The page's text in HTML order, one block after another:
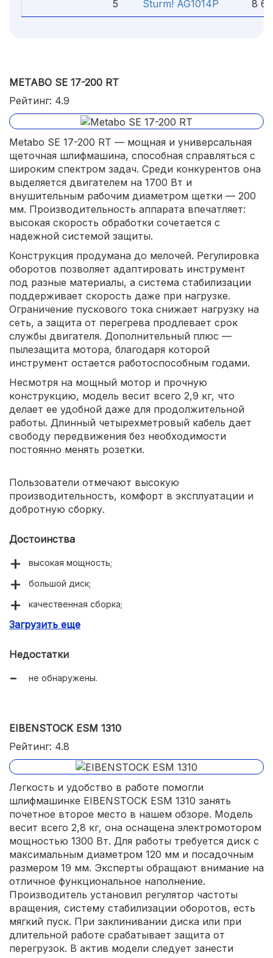
5 Sturm! AG1014P 8
METABO SE 17-200 RT
Рейтинг: 4.9
Metabo SE 17-200 RT — мощная и универсальная
щеточная шлифмашина, способная справляться с
широким спектром задач. Среди конкурентов она
выделяется двигателем на 1700 Вт и
внушительным рабочим диаметром щетки — 200
мм. Производительность аппарата впечатляет:
высокая скорость обработки сочетается с
надежной системой защиты.
Конструкция продумана до мелочей. Регулировка
оборотов позволяет адаптировать инструмент
под разные материалы, а система стабилизации
поддерживает скорость даже при нагрузке.
Ограничение пускового тока снижает нагрузку на
сеть, а защита от перегрева продлевает срок
службы двигателя. Дополнительный плюс —
пылезащита мотора, благодаря которой
инструмент остается работоспособным годами.
Несмотря на мощный мотор и прочную
конструкцию, модель весит всего 2,9 кг, что
делает ее удобной даже для продолжительной
работы. Длинный четырехметровый кабель дает
свободу передвижения без необходимости
постоянно менять розетки.
Пользователи отмечают высокую
производительность, комфорт в эксплуатации и
добротную сборку.
Достоинства
высокая мощность;
большой диск;
качественная сборка;
удобство в работе.
Загрузить еще
Недостатки
не обнаружены.
EIBENSTOCK ESM 1310
Рейтинг: 4.8
Легкость и удобство в работе помогли
шлифмашинке EIBENSTOCK ESM 1310 занять
почетное второе место в нашем обзоре. Модель
весит всего 2,8 кг, она оснащена электромотором
мощностью 1300 Вт. Для работы требуется диск с
максимальным диаметром 120 мм и посадочным
размером 19 мм. Эксперты обращают внимание на
отличное функциональное наполнение.
Производитель установил регулятор частоты
вращения, систему стабилизации оборотов, есть
мягкий пуск. При заклинивании диска или при
длительной работе срабатывает защита от
перегрузок. В актив модели следует занести